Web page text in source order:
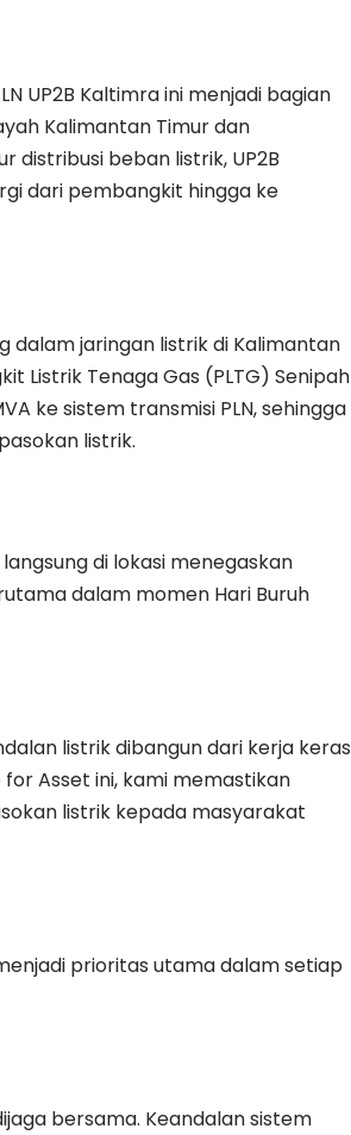
UP2B Kaltimra ini menjadi bagian
Kalimantan Timur dan
distribusi beban listrik, UP2B
dari pembangkit hingga ke
dalam jaringan listrik di Kalimantan
Listrik Tenaga Gas (PLTG) Senipah
ke sistem transmisi PLN, sehingga
listrik.
di lokasi menegaskan
dalam momen Hari Buruh
listrik dibangun dari kerja keras
Asset ini, kami memastikan
listrik kepada masyarakat
prioritas utama dalam setiap
bersama. Keandalan sistem